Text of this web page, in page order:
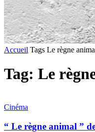
Accueil Tags Le règne
Tag: Le
Cinéma
“ Le règne animal ”